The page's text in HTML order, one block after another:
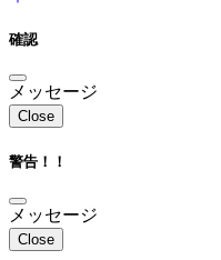
確認
メッセージ
Close
警告！！
メッセージ
Close